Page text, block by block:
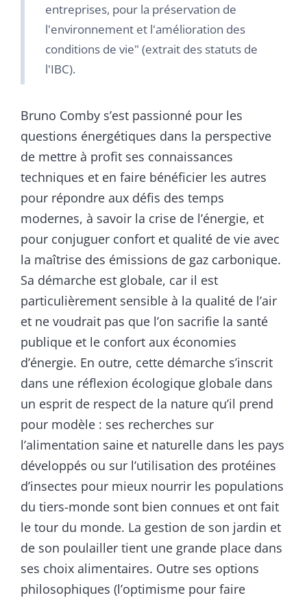
entreprises, pour la préservation de
l'environnement et l'amélioration des
conditions de vie" (extrait des statuts de
l'IBC).
Bruno Comby s’est passionné pour les
questions énergétiques dans la perspective
de mettre à profit ses connaissances
techniques et en faire bénéficier les autres
pour répondre aux défis des temps
modernes, à savoir la crise de l’énergie, et
pour conjuguer confort et qualité de vie avec
la maîtrise des émissions de gaz carbonique.
Sa démarche est globale, car il est
particulièrement sensible à la qualité de l’air
et ne voudrait pas que l’on sacrifie la santé
publique et le confort aux économies
d’énergie. En outre, cette démarche s’inscrit
dans une réflexion écologique globale dans
un esprit de respect de la nature qu’il prend
pour modèle : ses recherches sur
l’alimentation saine et naturelle dans les pays
développés ou sur l’utilisation des protéines
d’insectes pour mieux nourrir les populations
du tiers-monde sont bien connues et ont fait
le tour du monde. La gestion de son jardin et
de son poulailler tient une grande place dans
ses choix alimentaires. Outre ses options
philosophiques (l’optimisme pour faire